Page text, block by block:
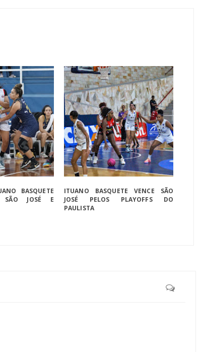
BASQUETE
SÃO JOSÉ E
ITUANO BASQUETE VENCE SÃO
JOSÉ PELOS PLAYOFFS DO
PAULISTA